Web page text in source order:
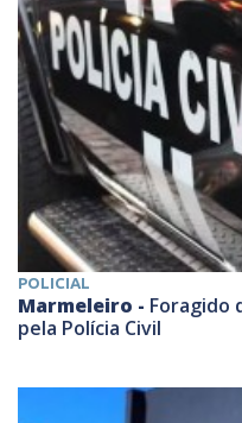
POLICIAL
Marmeleiro - Foragido
pela Polícia Civil